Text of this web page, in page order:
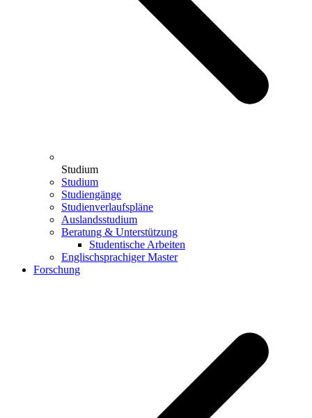
Studium
Studium
Studiengänge
Studienverlaufspläne
Auslandsstudium
Beratung & Unterstützung
Studentische Arbeiten
Englischsprachiger Master
Forschung